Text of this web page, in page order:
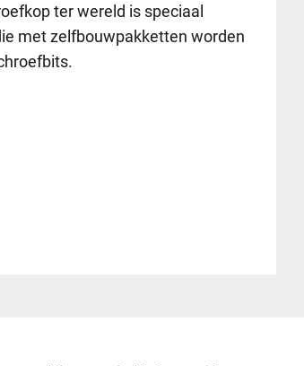
ter wereld is speciaal
met zelfbouwpakketten worden